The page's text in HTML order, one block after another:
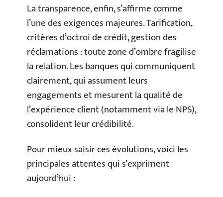
La transparence, enfin, s’affirme comme
l’une des exigences majeures. Tarification,
critères d’octroi de crédit, gestion des
réclamations : toute zone d’ombre fragilise
la relation. Les banques qui communiquent
clairement, qui assument leurs
engagements et mesurent la qualité de
l’expérience client (notamment via le NPS),
consolident leur crédibilité.
Pour mieux saisir ces évolutions, voici les
principales attentes qui s’expriment
aujourd’hui :